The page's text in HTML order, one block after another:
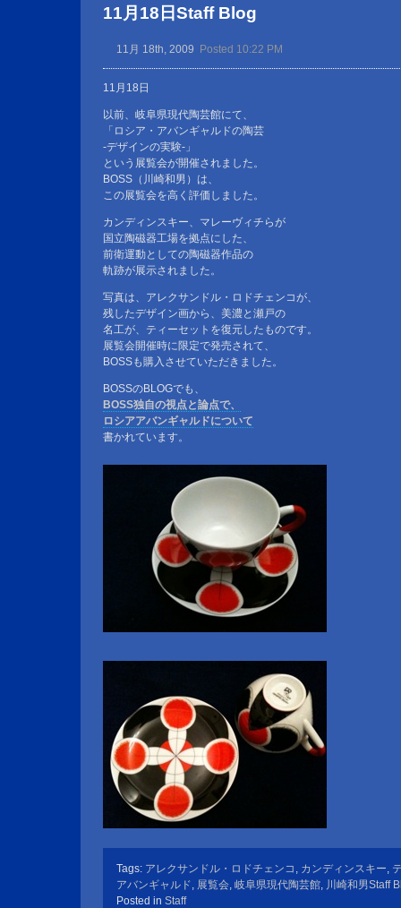
11月18日Staff Blog
11月 18th, 2009 Posted 10:22 PM
11月18日
以前、岐阜県現代陶芸館にて、
「ロシア・アバンギャルドの陶芸
-デザインの実験-」
という展覧会が開催されました。
BOSS（川崎和男）は、
この展覧会を高く評価しました。
カンディンスキー、マレーヴィチらが
国立陶磁器工場を拠点にした、
前衛運動としての陶磁器作品の
軌跡が展示されました。
写真は、アレクサンドル・ロドチェンコが、
残したデザイン画から、美濃と瀬戸の
名工が、ティーセットを復元したものです。
展覧会開催時に限定で発売されて、
BOSSも購入させていただきました。
BOSSのBLOGでも、
BOSS独自の視点と論点で、
ロシアアバンギャルドについて
書かれています。
Tags: アレクサンドル・ロドチェンコ カンディンスキー
アバンギャルド 展覧会 岐阜県現代陶芸館 川崎和男Staff
Posted in Staff